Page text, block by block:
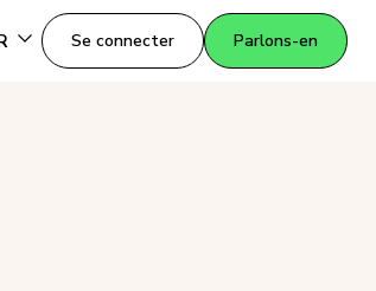
Se connecter Parlons-en